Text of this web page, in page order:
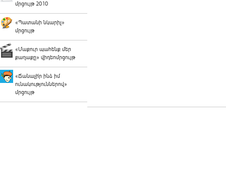
մրցույթ 2010
«Պատանի նկարիչ»
մրցույթ
«Մաքուր պահենք մեր
քաղաքը» վիդեոմրցույթ
«Ճանաչի՛ր ինձ իմ
ունակություններով»
մրցույթ